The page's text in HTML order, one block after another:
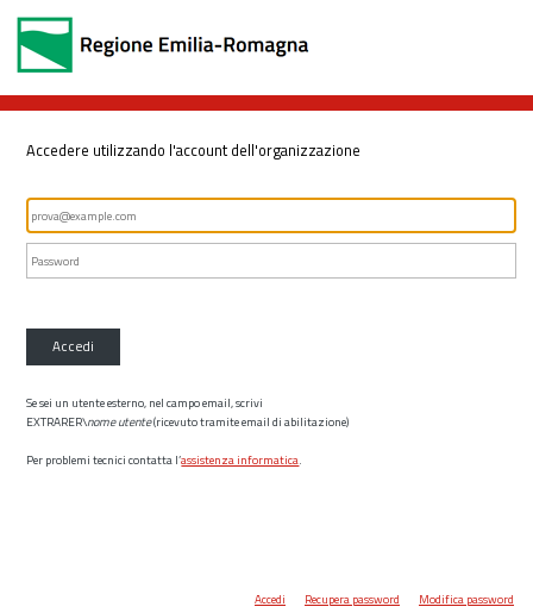
Accedere utilizzando l'account dell'organizzazione
Accedi
Se sei un utente esterno, nel campo email, scrivi
EXTRARER\nome utente(ricevuto tramite email di abilitazione)
Per problemi tecnici contatta l’assistenza informatica.
Accedi Recupera password Modifica password